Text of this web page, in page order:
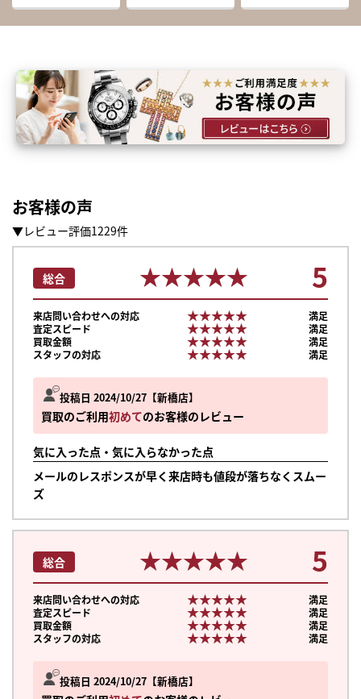
お客様の声
▼レビュー評価1229件
投稿日 2024/10/27 新橋店
買取のご利用初めてのお客様のレビュー
気に入った点・気に入らなかった点
メールのレスポンスが早く来店時も値段が落ちなくスムー
ズ
総合 ★★★★★
★★★★★ 5
来店問い合わせへの対応 ★★★★★
★★★★★
満足
査定スピード
★★★★★
★★★★★
満足
買取金額
★★★★★
★★★★★
満足
スタッフの対応
★★★★★
★★★★★ 満足
投稿日 2024/10/27 新橋店
総合 ★★★★★
★★★★★ 5
来店問い合わせへの対応 ★★★★★
★★★★★
満足
査定スピード
★★★★★
★★★★★
満足
買取金額
★★★★★
★★★★★
満足
スタッフの対応
★★★★★
★★★★★
満足
かんたん30秒でお試し査定